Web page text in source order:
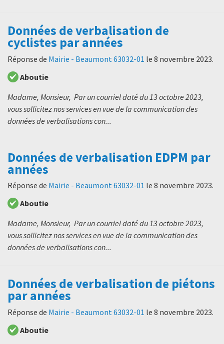
Données de verbalisation de
cyclistes par années
Réponse de Mairie - Beaumont 63032-01 le 8 novembre 2023.
Aboutie
Madame, Monsieur, Par un courriel daté du 13 octobre 2023,
vous sollicitez nos services en vue de la communication des
données de verbalisations con...
Données de verbalisation EDPM par
années
Réponse de Mairie - Beaumont 63032-01 le 8 novembre 2023.
Aboutie
Madame, Monsieur, Par un courriel daté du 13 octobre 2023,
vous sollicitez nos services en vue de la communication des
données de verbalisations con...
Données de verbalisation de piétons
par années
Réponse de Mairie - Beaumont 63032-01 le 8 novembre 2023.
Aboutie